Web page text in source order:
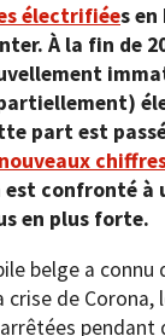
électrifiées en
À la fin de
part est
est confronté à
en plus forte.
belge a connu
de Corona,
pendant